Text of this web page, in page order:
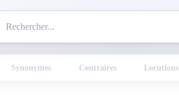
Synonymes Contraires Locutions